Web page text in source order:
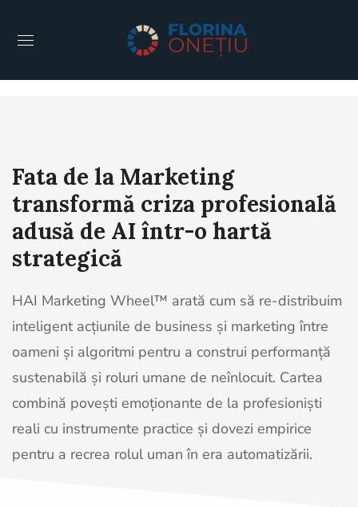
Fata de la Marketing
transformă criza profesională
adusă de AI într-o hartă
strategică
HAI Marketing Wheel™ arată cum să re-distribuim
inteligent acțiunile de business și marketing între
oameni și algoritmi pentru a construi performanță
sustenabilă și roluri umane de neînlocuit. Cartea
combină povești emoționante de la profesioniști
reali cu instrumente practice și dovezi empirice
pentru a recrea rolul uman în era automatizării.